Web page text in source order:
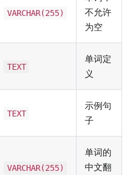
VARCHAR(255)
不允许
为空
TEXT
单词定
义
TEXT
示例句
子
VARCHAR(255)
单词的
中文翻